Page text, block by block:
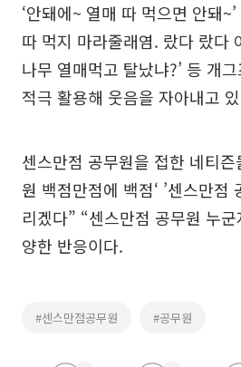
‘안돼에~ 열매 따 먹으면 안돼
따 먹지 마라줄래염. 랐다 랐다
나무 열매먹고 탈났냐?’ 등 개
적극 활용해 웃음을 자아내고
센스만점 공무원을 접한 네티
원 백점만점에 백점‘ ’센스만점
리겠다” “센스만점 공무원 누
양한 반응이다.
#센스만점공무원 #공무원